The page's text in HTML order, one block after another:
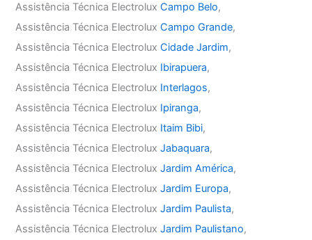
Assistência Técnica ElectroluxCampo Belo,
Assistência Técnica ElectroluxCampo Grande,
Assistência Técnica ElectroluxCidade Jardim,
Assistência Técnica Electrolux Ibirapuera,
Assistência Técnica Electrolux Interlagos,
Assistência Técnica Electrolux Ipiranga,
Assistência Técnica Electrolux Itaim Bibi,
Assistência Técnica ElectroluxJabaquara,
Assistência Técnica ElectroluxJardim América,
Assistência Técnica ElectroluxJardim Europa,
Assistência Técnica ElectroluxJardim Paulista,
Assistência Técnica ElectroluxJardim Paulistano,